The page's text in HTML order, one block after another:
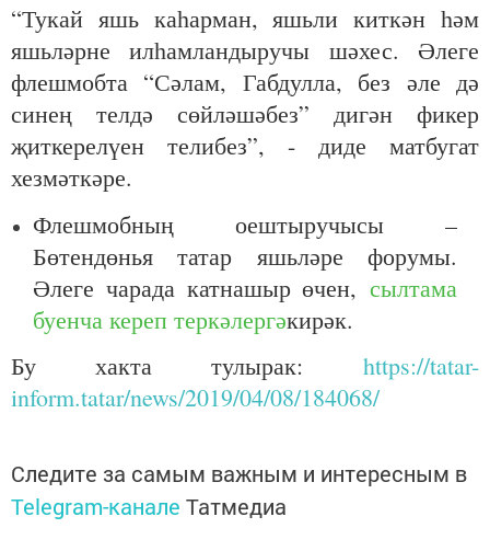
“Тукай яшь каһарман, яшьли киткән һәм
яшьләрне илһамландыручы шәхес. Әлеге
флешмобта “Сәлам, Габдулла, без әле дә
синең телдә сөйләшәбез” дигән фикер
җиткерелүен телибез”, - диде матбугат
хезмәткәре.
Флешмобның оештыручысы –
Бөтендөнья татар яшьләре форумы.
Әлеге чарада катнашыр өчен, сылтама
буенча кереп теркәлергәкирәк.
Бу хакта тулырак: https://tatar-
inform.tatar/news/2019/04/08/184068/
Следите за самым важным и интересным в
Telegram-канале Татмедиа